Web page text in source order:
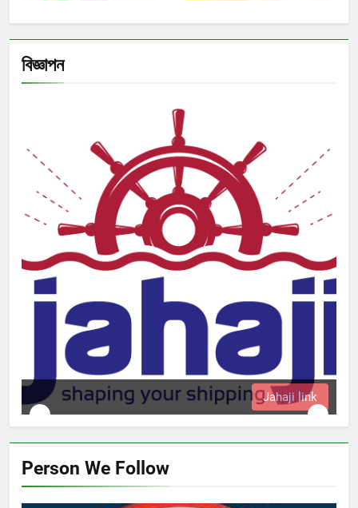
বিজ্ঞাপন
Person We Follow